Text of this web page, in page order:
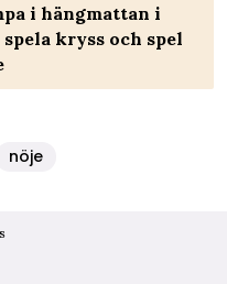
i hängmattan i
spela kryss och spel
nöje